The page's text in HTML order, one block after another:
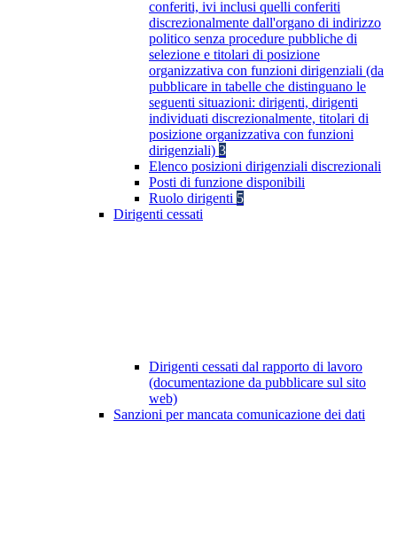
conferiti, ivi inclusi quelli conferiti
discrezionalmente dall'organo di indirizzo
politico senza procedure pubbliche di
selezione e titolari di posizione
organizzativa con funzioni dirigenziali (da
pubblicare in tabelle che distinguano le
seguenti situazioni: dirigenti, dirigenti
individuati discrezionalmente, titolari di
posizione organizzativa con funzioni
dirigenziali) 3
Elenco posizioni dirigenziali discrezionali
Posti di funzione disponibili
Ruolo dirigenti 5
Dirigenti cessati
Dirigenti cessati dal rapporto di lavoro
(documentazione da pubblicare sul sito
web)
Sanzioni per mancata comunicazione dei dati